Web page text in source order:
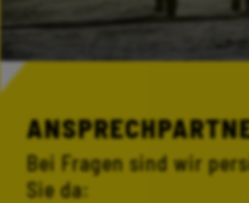
Bei Fragen sind wir
Sie da: